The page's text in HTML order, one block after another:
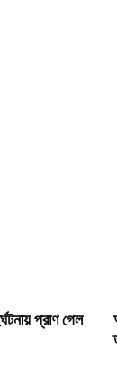
প্রাণ গেল